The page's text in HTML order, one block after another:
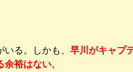
いる。しかも、 早川がキャプ
余裕はない。